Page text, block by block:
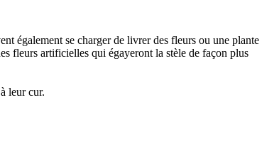
également se charger de livrer des fleurs ou une plante
fleurs artificielles qui égayeront la stèle de façon plus
leur cur.